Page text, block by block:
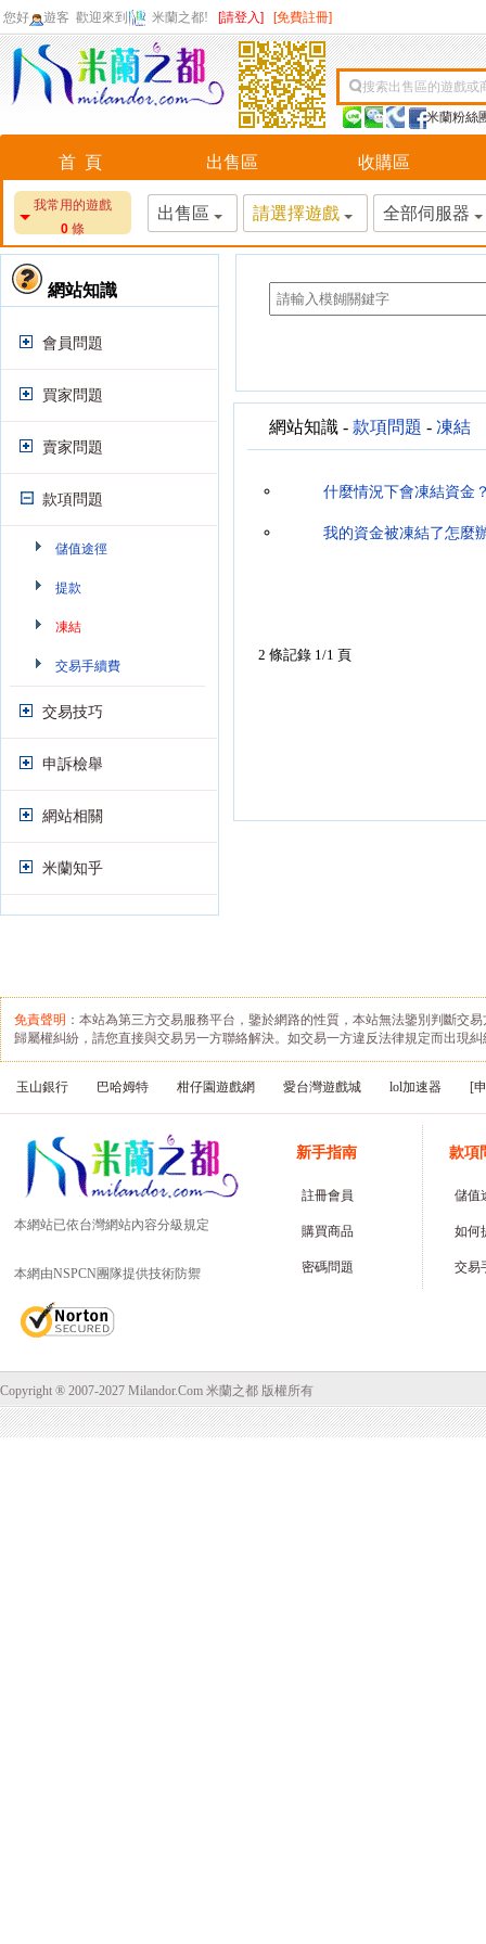
您好 遊客 歡迎來到 米蘭之都! [請登入] [免費註冊]
搜索出售區的遊戲或
米蘭粉絲
首 頁 出售區 收購區
我常用的遊戲
0 條
出售區 請選擇遊戲 全部伺服器
網站知識
會員問題
買家問題
賣家問題
款項問題
儲值途徑
提款
凍結
交易手續費
交易技巧
申訴檢舉
網站相關
米蘭知乎
網站知識 - 款項問題 - 凍結
什麼情況下會凍結資金
我的資金被凍結了怎麼
2 條記錄 1/1 頁
免責聲明 ：本站為第三方交易服務平台，鑒於網路的性質，本站無法鑒別判斷交
歸屬權糾紛，請您直接與交易另一方聯絡解決。如交易一方違反法律規定而出現
玉山銀行 巴哈姆特 柑仔園遊戲網 愛台灣遊戲城 lol加速器 [
本網站已依台灣網站內容分級規定
本網由NSPCN團隊提供技術防禦
新手指南
註冊會員
購買商品
密碼問題
款項
儲值
如何
交易
Copyright ® 2007-2027 Milandor.Com 米蘭之都 版權所有